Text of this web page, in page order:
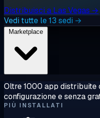
Distribuisci a Las Vegas →
Vedi tutte le 13 sedi →
Oltre 1000 app distribuite
configurazione e senza
PIÙ INSTALLATI